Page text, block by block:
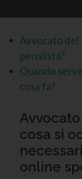
Avvocato
penalista?
Quando
cosa fa?
cosa si
online